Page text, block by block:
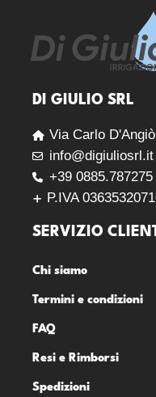
DI GIULIO SRL
Via Carlo
info@digiuliosrl.it
+39 0885.787275
P.IVA
SERVIZIO
Chi siamo
Termini e condizioni
FAQ
Resi e Rimborsi
Spedizioni